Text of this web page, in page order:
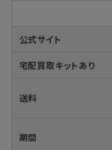
公式サイト
宅配買取キットあり
送料
期間